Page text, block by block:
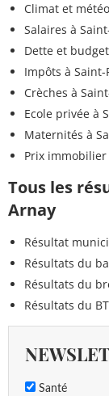
Climat et
Salaires à
Dette et
Impôts à
Crèches à
Ecole privée à
Maternités à
Prix immobilier
Tous les
Arnay
Résultat
Résultats du
Résultats du
Résultats du
Santé